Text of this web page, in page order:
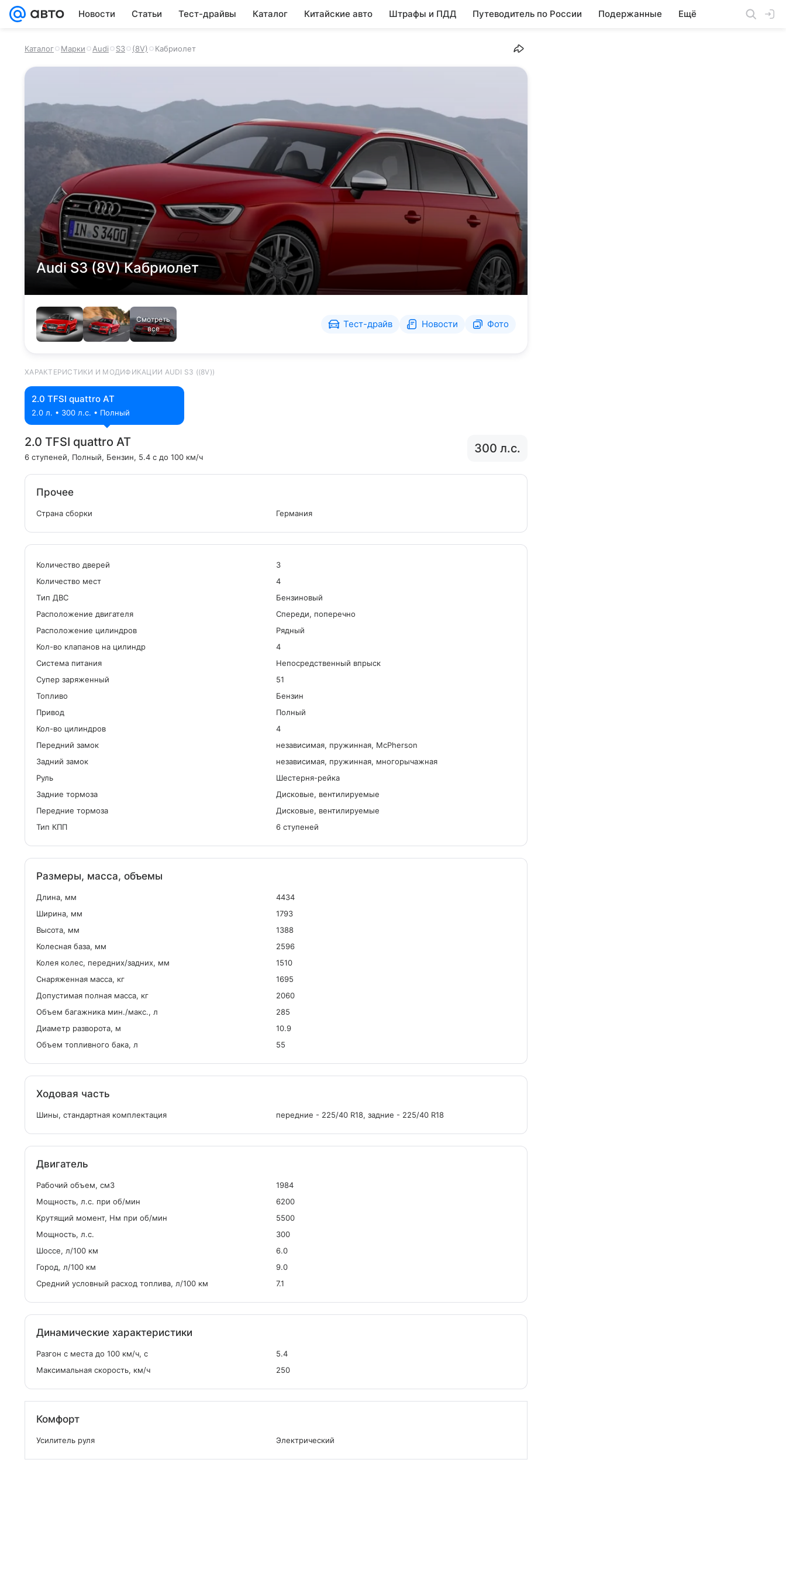
Новости Статьи Тест-драйвы Каталог Китайские авто Штрафы и ПДД Путеводитель по России Подержанные Ещё
Каталог Марки Audi S3 (8V) Кабриолет
Audi S3 (8V) Кабриолет
Смотреть
все
Тест-драйв Новости Фото
ХАРАКТЕРИСТИКИ И МОДИФИКАЦИИ AUDI S3 ((8V))
2.0 TFSI quattro AT
2.0 л. • 300 л.с. • Полный
2.0 TFSI quattro AT
6 ступеней, Полный, Бензин, 5.4 с до 100 км/ч
300 л.с.
Прочее
Страна сборки Германия
Количество дверей
3
Количество мест
4
Tип ДВС
Бензиновый
Расположение двигателя
Спереди, поперечно
Расположение цилиндров
Рядный
Кол-во клапанов на цилиндр
4
Система питания
Непосредственный впрыск
Cупер заряженный
51
Топливо
Бензин
Привод
Полный
Кол-во цилиндров
4
Передний замок
независимая, пружинная, McPherson
Задний замок
независимая, пружинная, многорычажная
Руль
Шестерня-рейка
Задние тормоза
Дисковые, вентилируемые
Передние тормоза
Дисковые, вентилируемые
Тип КПП
6 ступеней
Размеры, масса, объемы
Длина, мм
4434
Ширина, мм
1793
Высота, мм
1388
Колесная база, мм
2596
Колея колес, передних/задних, мм
1510
Снаряженная масса, кг
1695
Допустимая полная масса, кг
2060
Объем багажника мин./макс., л
285
Диаметр разворота, м
10.9
Объем топливного бака, л
55
Ходовая часть
Шины, стандартная комплектация передние - 225/40 R18, задние - 225/40 R18
Двигатель
Рабочий объем, см3
1984
Мощность, л.с. при об/мин
6200
Крутящий момент, Нм при об/мин
5500
Мощность, л.с.
300
Шоссе, л/100 км
6.0
Город, л/100 км
9.0
Средний условный расход топлива, л/100 км
7.1
Динамические характеристики
Разгон с места до 100 км/ч, с
5.4
Максимальная скорость, км/ч
250
Комфорт
Усилитель руля Электрический